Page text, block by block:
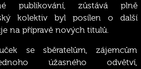
publikování, zůstává plně
kolektiv byl posílen o další
na přípravě nových titulů.
se sběratelům, zájemcům
úžasného odvětví,